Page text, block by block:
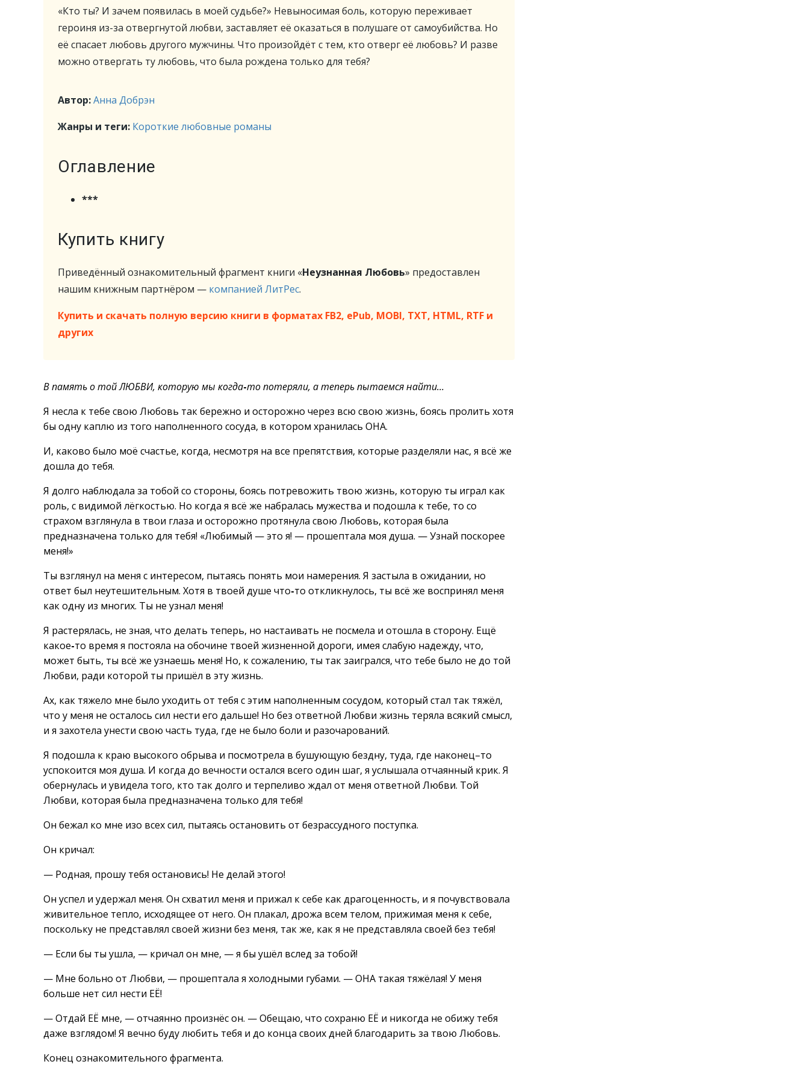
«Кто ты? И зачем появилась в моей судьбе?» Невыносимая боль, которую переживает
героиня из-за отвергнутой любви, заставляет её оказаться в полушаге от самоубийства. Но
её спасает любовь другого мужчины. Что произойдёт с тем, кто отверг её любовь? И разве
можно отвергать ту любовь, что была рождена только для тебя?
Автор:Анна Добрэн
Жанры и теги: Короткие любовные романы
Оглавление
***
Купить книгу
Приведённый ознакомительный фрагмент книги «Неузнанная Любовь» предоставлен
нашим книжным партнёром — компанией ЛитРес.
Купить и скачать полную версию книги в форматах FB2, ePub, MOBI, TXT, HTML, RTF и
других
В память о той ЛЮБВИ, которую мы когда-то потеряли, а теперь пытаемся найти…
Я несла к тебе свою Любовь так бережно и осторожно через всю свою жизнь, боясь пролить хотя
бы одну каплю из того наполненного сосуда, в котором хранилась ОНА.
И, каково было моё счастье, когда, несмотря на все препятствия, которые разделяли нас, я всё же
дошла до тебя.
Я долго наблюдала за тобой со стороны, боясь потревожить твою жизнь, которую ты играл как
роль, с видимой лёгкостью. Но когда я всё же набралась мужества и подошла к тебе, то со
страхом взглянула в твои глаза и осторожно протянула свою Любовь, которая была
предназначена только для тебя! «Любимый — это я! — прошептала моя душа. — Узнай поскорее
меня!»
Ты взглянул на меня с интересом, пытаясь понять мои намерения. Я застыла в ожидании, но
ответ был неутешительным. Хотя в твоей душе что-то откликнулось, ты всё же воспринял меня
как одну из многих. Ты не узнал меня!
Я растерялась, не зная, что делать теперь, но настаивать не посмела и отошла в сторону. Ещё
какое-то время я постояла на обочине твоей жизненной дороги, имея слабую надежду, что,
может быть, ты всё же узнаешь меня! Но, к сожалению, ты так заигрался, что тебе было не до той
Любви, ради которой ты пришёл в эту жизнь.
Ах, как тяжело мне было уходить от тебя с этим наполненным сосудом, который стал так тяжёл,
что у меня не осталось сил нести его дальше! Но без ответной Любви жизнь теряла всякий смысл,
и я захотела унести свою часть туда, где не было боли и разочарований.
Я подошла к краю высокого обрыва и посмотрела в бушующую бездну, туда, где наконец–то
успокоится моя душа. И когда до вечности остался всего один шаг, я услышала отчаянный крик. Я
обернулась и увидела того, кто так долго и терпеливо ждал от меня ответной Любви. Той
Любви, которая была предназначена только для тебя!
Он бежал ко мне изо всех сил, пытаясь остановить от безрассудного поступка.
Он кричал:
— Родная, прошу тебя остановись! Не делай этого!
Он успел и удержал меня. Он схватил меня и прижал к себе как драгоценность, и я почувствовала
живительное тепло, исходящее от него. Он плакал, дрожа всем телом, прижимая меня к себе,
поскольку не представлял своей жизни без меня, так же, как я не представляла своей без тебя!
— Если бы ты ушла, — кричал он мне, — я бы ушёл вслед за тобой!
— Мне больно от Любви, — прошептала я холодными губами. — ОНА такая тяжёлая! У меня
больше нет сил нести ЕЁ!
— Отдай ЕЁ мне, — отчаянно произнёс он. — Обещаю, что сохраню ЕЁ и никогда не обижу тебя
даже взглядом! Я вечно буду любить тебя и до конца своих дней благодарить за твою Любовь.
Конец ознакомительного фрагмента.